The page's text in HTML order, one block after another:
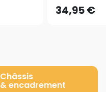
34,95 €
Châssis
& encadrement